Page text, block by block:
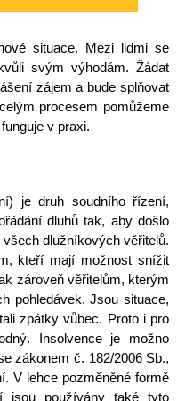
situace. Mezi lidmi se
svým výhodám. Žádat
zájem a bude splňovat
procesem pomůžeme
v praxi.
je druh soudního řízení,
dluhů tak, aby došlo
dlužníkových věřitelů.
kteří mají možnostsnížit
zároveň věřitelům, kterým
pohledávek. Jsou situace,
zpátky vůbec. Proto i pro
Insolvence je možno
zákonem č. 182/2006 Sb.,
V lehce pozměněné formě
jsou používány také tyto